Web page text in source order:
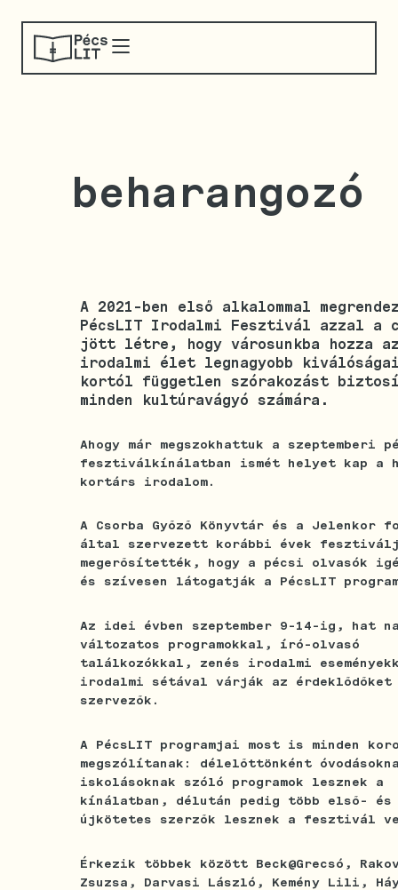
beharangozó
A 2021-ben első alkalommal
PécsLIT Irodalmi Fesztivál azzal a
jött létre, hogy városunkba hozza
irodalmi élet legnagyobb
kortól független szórakozást
minden kultúravágyó számára.
Ahogy már megszokhattuk a szeptemberi
fesztiválkínálatban ismét helyet kap a
kortárs irodalom.
A Csorba Győző Könyvtár és a Jelenkor
által szervezett korábbi évek
megerősítették, hogy a pécsi olvasók
és szívesen látogatják a PécsLIT
Az idei évben szeptember 9-14-ig, hat
változatos programokkal, író-olvasó
találkozókkal, zenés irodalmi
irodalmi sétával várják az érdeklődőket
szervezők.
A PécsLIT programjai most is minden
megszólítanak: délelőttönként
iskolásoknak szóló programok lesznek a
kínálatban, délután pedig több első- és
újkötetes szerzők lesznek a fesztivál
Érkezik többek között Beck@Grecsó,
Zsuzsa, Darvasi László, Kemény Lili,